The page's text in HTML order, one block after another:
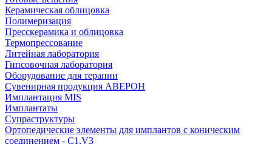
Керамическая облицовка
Полимеризация
Пресскерамика и облицовка
Термопрессование
Литейная лаборатория
Гипсовочная лаборатория
Оборудование для терапии
Сувенирная продукция АВЕРОН
Имплантация MIS
Имплантаты
Супраструктуры
Ортопедические элементы для имплантов с коническим
соединением - C1,V3